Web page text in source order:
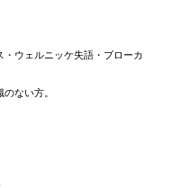
ウェルニッケ失語・ブローカ
ない方。